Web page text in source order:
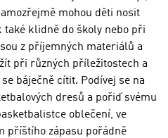
mohou děti nosit
také klidně do školy nebo při
z příjemných materiálů a
při různých příležitostech a
báječně cítit. Podívej se na
dresů a pořiď svému
oblečení, ve
příštího zápasu pořádně